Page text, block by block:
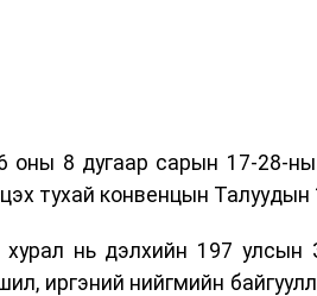
оны 8 дугаар сарын 17-28-
тухай конвенцын Талуудын
хурал нь дэлхийн 197 улсын
иргэний нийгмийн